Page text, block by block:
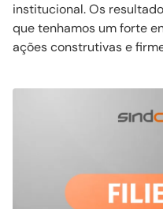
institucional. Os
que tenhamos um forte
ações construtivas e